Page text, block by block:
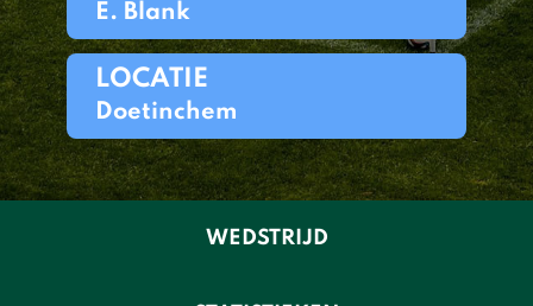
E. Blank
LOCATIE
Doetinchem
WEDSTRIJD